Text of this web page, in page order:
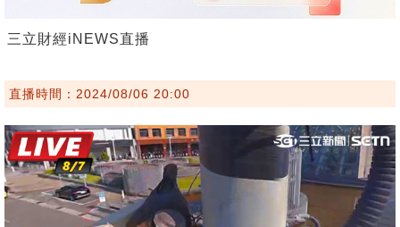
三立財經iNEWS直播
直播時間：2024/08/06 20:00